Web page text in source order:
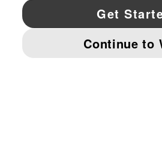
YouTube Twitter Pinterest